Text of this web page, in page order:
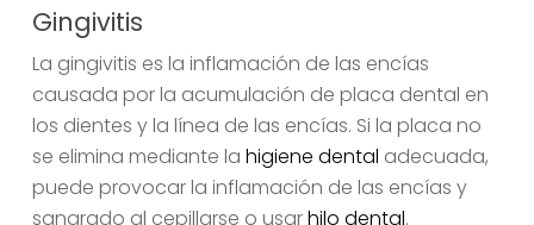
Gingivitis
La gingivitis es la inflamación de las encías
causada por la acumulación de placa dental en
los dientes y la línea de las encías. Si la placa no
se elimina mediante la higiene dental adecuada,
puede provocar la inflamación de las encías y
sangrado al cepillarse o usarhilo dental.